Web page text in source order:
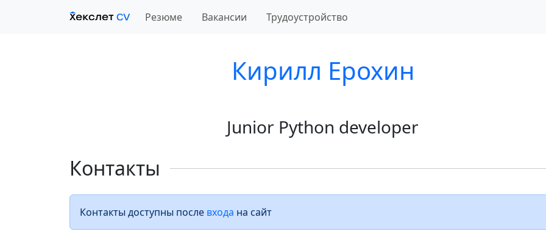
Резюме Вакансии Трудоустройство
Кирилл Ерохин
Junior Python developer
Контакты
Контакты доступны после входа на сайт